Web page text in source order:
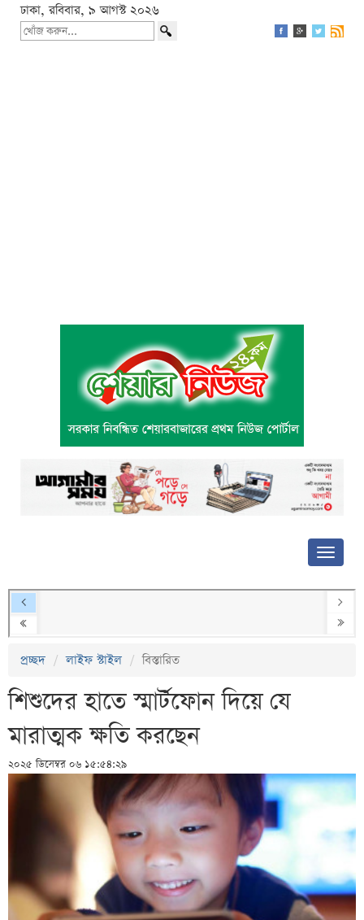
ঢাকা, রবিবার, ৯ আগস্ট ২০২৬
প্রচ্ছদ লাইফ স্টাইল বিস্তারিত
শিশুদের হাতে স্মার্টফোন দিয়ে যে
মারাত্মক ক্ষতি করছেন
২০২৫ ডিসেম্বর ০৬ ১৫:৫৪:২৯